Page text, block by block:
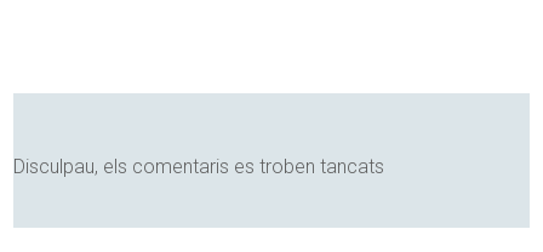
Disculpau, els comentaris es troben tancats